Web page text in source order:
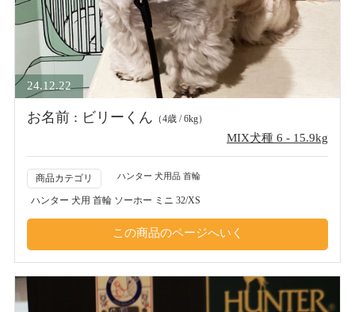
24.12.22
お名前 : ビリーくん （4歳 / 6kg）
MIX犬種 6 - 15.9kg
商品カテゴリ ハンター 犬用品 首輪
ハンター 犬用 首輪 ソーホー ミニ 32/XS